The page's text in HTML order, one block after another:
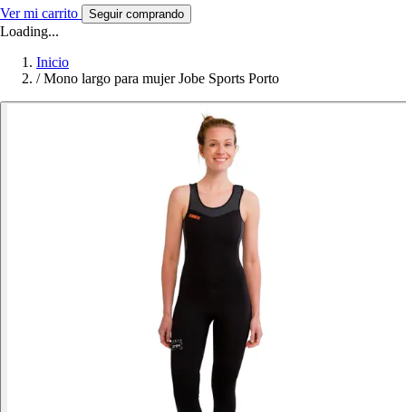
Ver mi carrito Seguir comprando
Loading...
Inicio
/ Mono largo para mujer Jobe Sports Porto